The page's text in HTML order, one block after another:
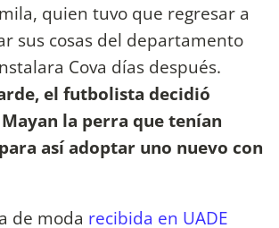
quien tuvo que regresar a
sus cosas del departamento
Cova días después.
el futbolista decidió
la perra que tenían
así adoptar uno nuevo con
de moda recibida en UADE